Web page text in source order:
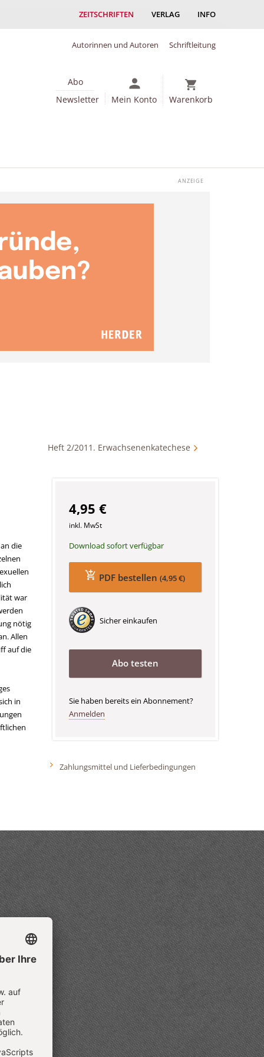
ZEITSCHRIFTEN VERLAG INFO
Autorinnen und Autoren Schriftleitung
Abo
Newsletter
Mein Konto Warenkorb
Heft 2/2011. Erwachsenenkatechese
die
war
nötig
Allen
auf die
in
4,95 €
inkl. MwSt
Download sofort verfügbar
PDF bestellen(4,95 €)
Sicher einkaufen
Abo testen
Sie haben bereits ein Abonnement?
Anmelden
Zahlungsmittel und Lieferbedingungen